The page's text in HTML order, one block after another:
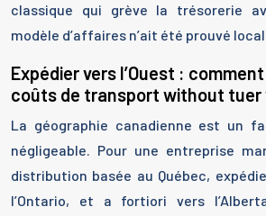
classique qui grève la trésorerie
modèle d’affaires n’ait été prouvé
Expédier vers l’Ouest :
coûts de transport without tuer
La géographie canadienne est un
négligeable. Pour une entreprise
distribution basée au Québec,
l’Ontario, et a fortiori vers